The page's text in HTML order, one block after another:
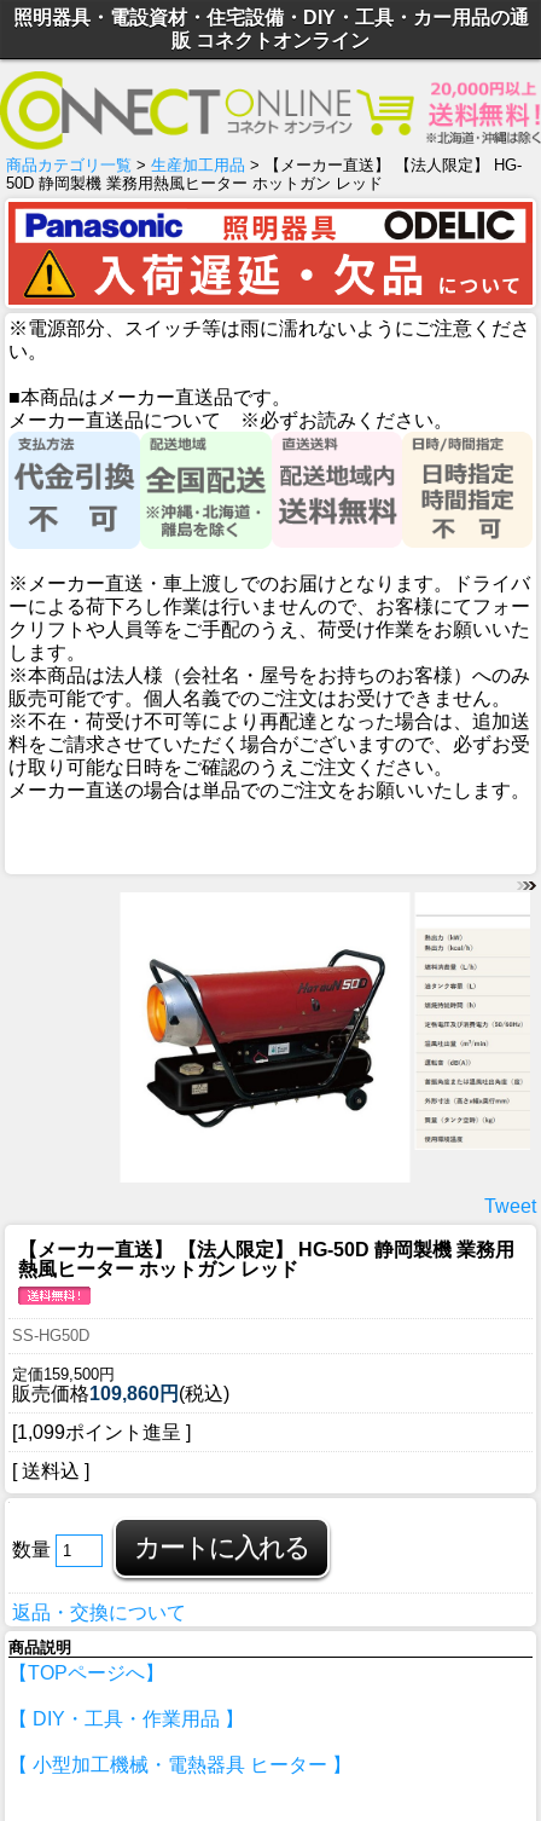
照明器具・電設資材・住宅設備・DIY・工具・カー用品の通
販 コネクトオンライン
商品カテゴリ一覧 > 生産加工用品 > 【メーカー直送】 【法人限定】 HG-
50D 静岡製機 業務用熱風ヒーター ホットガン レッド
※電源部分、スイッチ等は雨に濡れないようにご注意くださ
い。
■本商品はメーカー直送品です。
メーカー直送品について ※必ずお読みください。
※メーカー直送・車上渡しでのお届けとなります。ドライバ
ーによる荷下ろし作業は行いませんので、お客様にてフォー
クリフトや人員等をご手配のうえ、荷受け作業をお願いいた
します。
※本商品は法人様（会社名・屋号をお持ちのお客様）へのみ
販売可能です。個人名義でのご注文はお受けできません。
※不在・荷受け不可等により再配達となった場合は、追加送
料をご請求させていただく場合がございますので、必ずお受
け取り可能な日時をご確認のうえご注文ください。
メーカー直送の場合は単品でのご注文をお願いいたします。
Tweet
【メーカー直送】 【法人限定】 HG-50D 静岡製機 業務用
熱風ヒーター ホットガン レッド
SS-HG50D
定価159,500円
販売価格109,860円 (税込)
[1,099ポイント進呈 ]
[ 送料込 ]
数量
返品・交換について
商品説明
【TOPページへ】
【 DIY・工具・作業用品 】
【 小型加工機械・電熱器具 ヒーター 】